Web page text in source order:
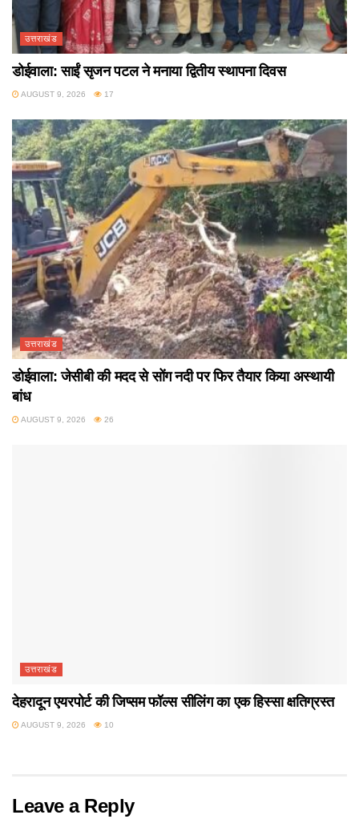
उत्तराखंड
डोईवाला: साईं सृजन पटल ने मनाया द्वितीय स्थापना दिवस
AUGUST 9, 2026 17
उत्तराखंड
डोईवाला: जेसीबी की मदद से सोंग नदी पर फिर तैयार किया अस्थायी
बांध
AUGUST 9, 2026 26
उत्तराखंड
देहरादून एयरपोर्ट की जिप्सम फॉल्स सीलिंग का एक हिस्सा क्षतिग्रस्त
AUGUST 9, 2026 10
Leave a Reply